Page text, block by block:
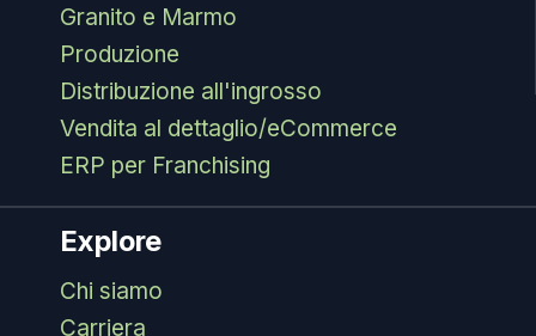
Granito e Marmo
Produzione
Distribuzione all'ingrosso
Vendita al dettaglio/eCommerce
ERP per Franchising
Explore
Chi siamo
Carriera